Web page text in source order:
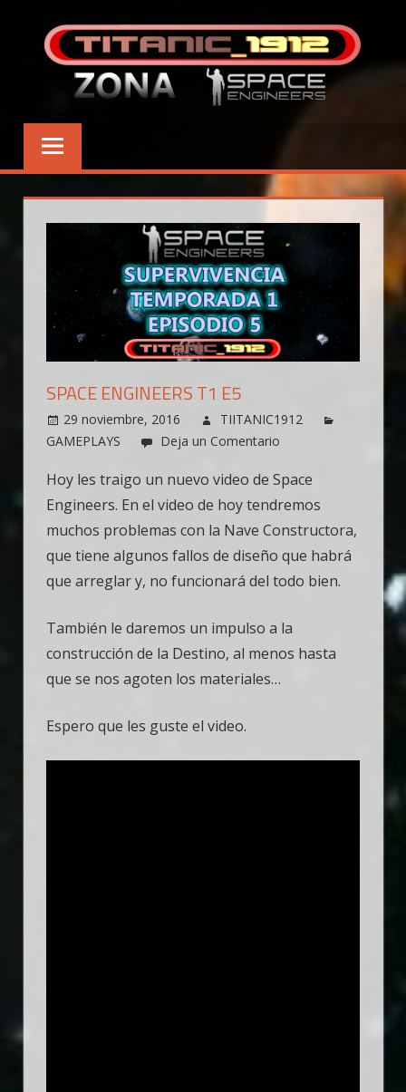
contenido
SPACE ENGINEERS T1 E5
29 noviembre, 2016
TIITANIC1912
GAMEPLAYS
Deja un Comentario
Hoy les traigo un nuevo video de Space
Engineers. En el video de hoy tendremos
muchos problemas con la Nave Constructora,
que tiene algunos fallos de diseño que habrá
que arreglar y, no funcionará del todo bien.
También le daremos un impulso a la
construcción de la Destino, al menos hasta
que se nos agoten los materiales…
Espero que les guste el video.